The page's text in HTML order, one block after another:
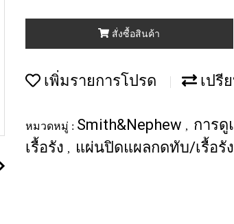
สั่งซื้อสินค้า
เพิ่มรายการโปรด เปรี
หมวดหมู่ : Smith&Nephew , การดู
เรื้อรัง , แผ่นปิดแผลกดทับ/เรื้อรัง